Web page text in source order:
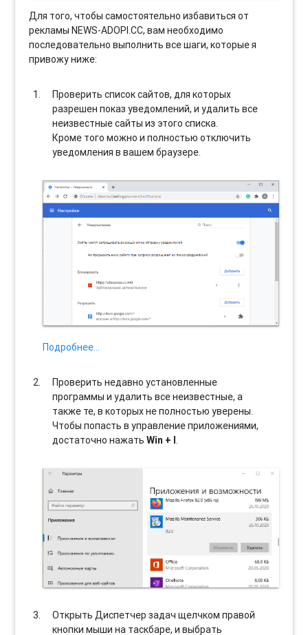
Для того, чтобы самостоятельно избавиться от
рекламы NEWS-ADOPI.CC, вам необходимо
последовательно выполнить все шаги, которые я
привожу ниже:
Проверить список сайтов, для которых
разрешен показ уведомлений, и удалить все
неизвестные сайты из этого списка.
Кроме того можно и полностью отключить
уведомления в вашем браузере.
Подробнее…
Проверить недавно установленные
программы и удалить все неизвестные, а
также те, в которых не полностью уверены.
Чтобы попасть в управление приложениями,
достаточно нажатьWin + I.
Открыть Диспетчер задач щелчком правой
кнопки мыши на таскбаре, и выбрать